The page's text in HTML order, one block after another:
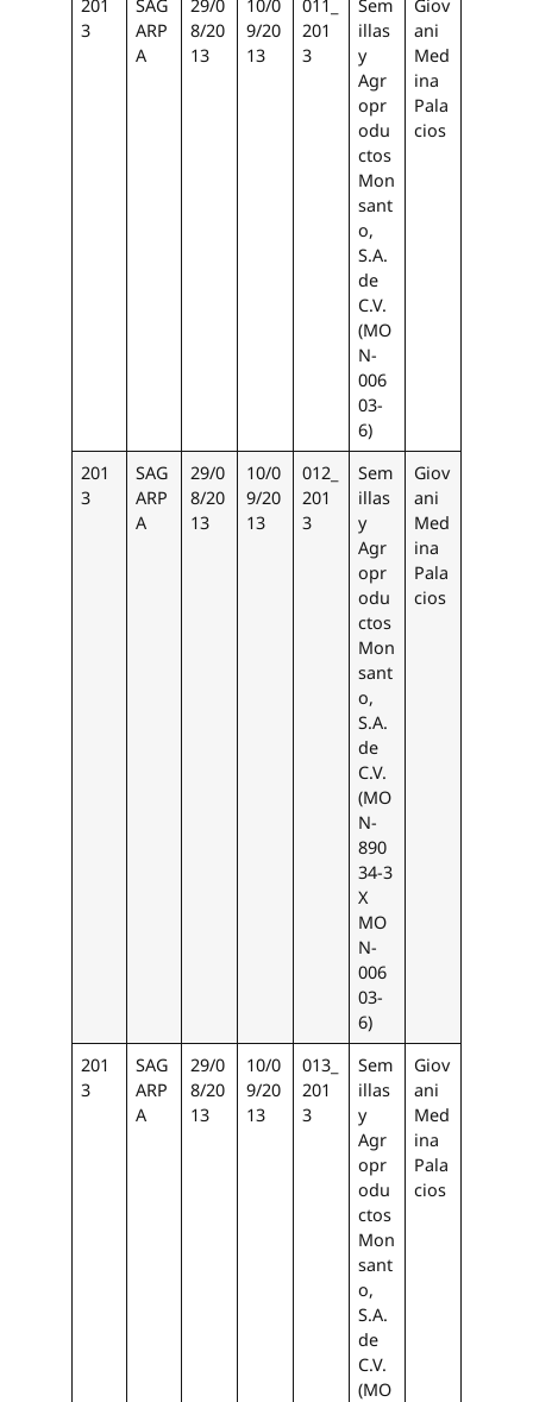
201
3
SAG
ARP
A
29/0
8/20
13
10/0
9/20
13
011_
201
3
Sem
illas
y
Agr
opr
odu
ctos
Mon
sant
o,
S.A.
de
C.V.
(MO
N-
006
03-
6)
Giov
ani
Med
ina
Pala
cios
201
3
SAG
ARP
A
29/0
8/20
13
10/0
9/20
13
012_
201
3
Sem
illas
y
Agr
opr
odu
ctos
Mon
sant
o,
S.A.
de
C.V.
(MO
N-
890
34-3
X
MO
N-
006
03-
6)
Giov
ani
Med
ina
Pala
cios
201
3
SAG
ARP
A
29/0
8/20
13
10/0
9/20
13
013_
201
3
Sem
illas
y
Agr
opr
odu
ctos
Mon
sant
o,
S.A.
de
C.V.
(MO
Giov
ani
Med
ina
Pala
cios